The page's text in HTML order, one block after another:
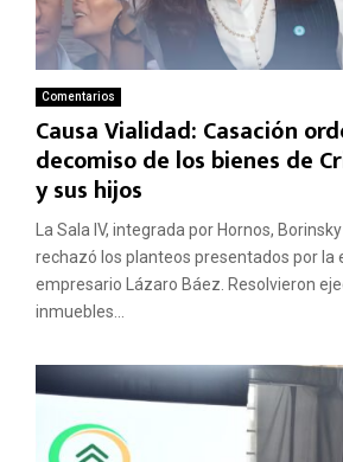
Comentarios
Causa Vialidad: Casación
decomiso de los bienes de
y sus hijos
La Sala IV, integrada por Hornos,
rechazó los planteos presentados por la
empresario Lázaro Báez. Resolvieron
inmuebles...